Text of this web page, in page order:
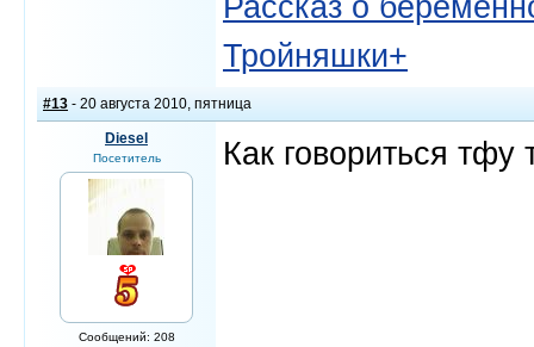
Тройняшки+
#13 - 20 августа 2010, пятница
Diesel
Посетитель
Сообщений: 208
Как говориться